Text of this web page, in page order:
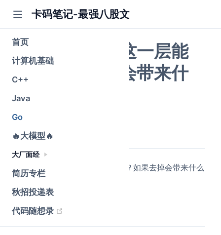
卡码笔记-最强八股文
首页
计算机基础
C++
Java
Go
🔥大模型🔥
大厂面经
简历专栏
秋招投递表
代码随想录
GMP模型中P这一层能
否去掉？去掉会带来什
么问题？
2026-05-25
GMP模型中，P这一层能否去掉？如果去掉会带来什么
问题？
简要回答